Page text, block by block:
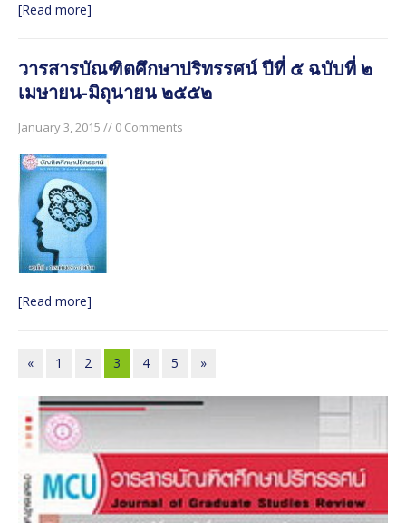
[Read more]
วารสารบัณฑิตศึกษาปริทรรศน์ ปีที่ ๕ ฉบับที่ ๒
เมษายน-มิถุนายน ๒๕๕๒
January 3, 2015 // 0 Comments
[Read more]
« 1 2 3 4 5 »